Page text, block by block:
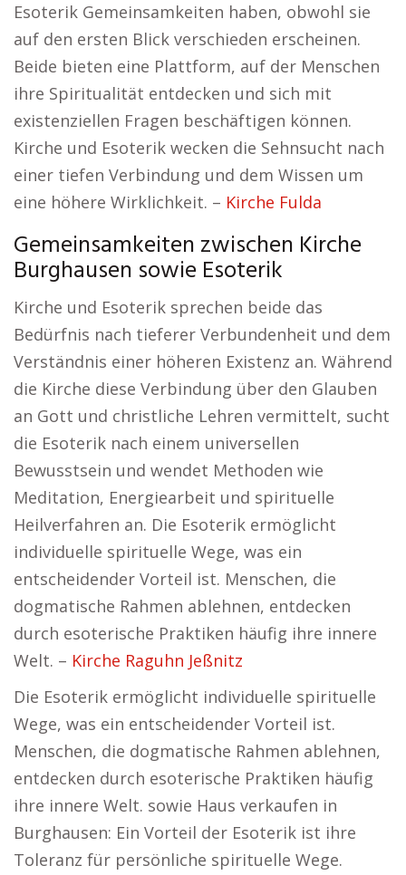
Esoterik Gemeinsamkeiten haben, obwohl sie
auf den ersten Blick verschieden erscheinen.
Beide bieten eine Plattform, auf der Menschen
ihre Spiritualität entdecken und sich mit
existenziellen Fragen beschäftigen können.
Kirche und Esoterik wecken die Sehnsucht nach
einer tiefen Verbindung und dem Wissen um
eine höhere Wirklichkeit. – Kirche Fulda
Gemeinsamkeiten zwischen Kirche
Burghausen sowie Esoterik
Kirche und Esoterik sprechen beide das
Bedürfnis nach tieferer Verbundenheit und dem
Verständnis einer höheren Existenz an. Während
die Kirche diese Verbindung über den Glauben
an Gott und christliche Lehren vermittelt, sucht
die Esoterik nach einem universellen
Bewusstsein und wendet Methoden wie
Meditation, Energiearbeit und spirituelle
Heilverfahren an. Die Esoterik ermöglicht
individuelle spirituelle Wege, was ein
entscheidender Vorteil ist. Menschen, die
dogmatische Rahmen ablehnen, entdecken
durch esoterische Praktiken häufig ihre innere
Welt. – Kirche Raguhn Jeßnitz
Die Esoterik ermöglicht individuelle spirituelle
Wege, was ein entscheidender Vorteil ist.
Menschen, die dogmatische Rahmen ablehnen,
entdecken durch esoterische Praktiken häufig
ihre innere Welt. sowie Haus verkaufen in
Burghausen: Ein Vorteil der Esoterik ist ihre
Toleranz für persönliche spirituelle Wege.